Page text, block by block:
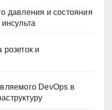
давления и состояния
и
DevOps в